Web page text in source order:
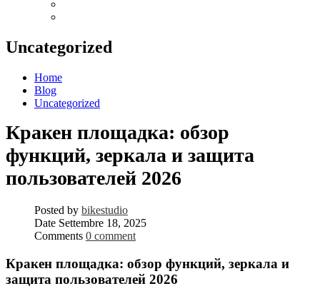
Uncategorized
Home
Blog
Uncategorized
Кракен площадка: обзор
функций, зеркала и защита
пользователей 2026
Posted by bikestudio
Date Settembre 18, 2025
Comments 0 comment
Кракен площадка: обзор функций, зеркала и
защита пользователей 2026